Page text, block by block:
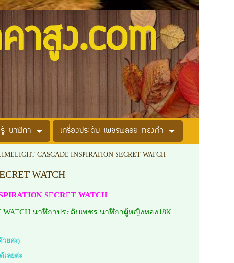
สูง.com
รู้ นาฬิกา เครื่องประดับ เพชรพลอย ทองคำ
CASCADE INSPIRATION SECRET WATCH
WATCH
SECRET WATCH
WATCH นาฬิกาประดับเพชร นาฬิกาผู้หญิงทอง18K
วยค่ะ)
เลยค่ะ